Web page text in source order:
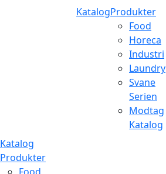
KatalogProdukter
Food
Horeca
Industri
Laundry
Svane
Serien
Modtag
Katalog
Katalog
Produkter